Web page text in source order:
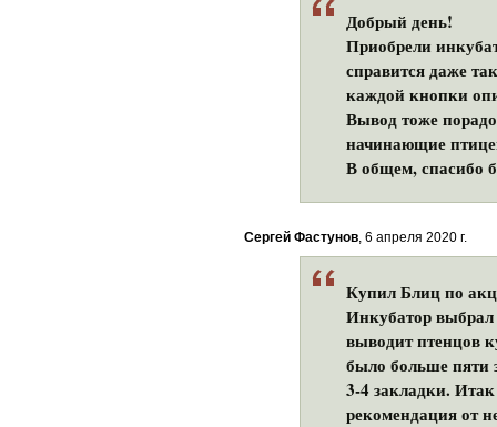
Добрый день!
Приобрели
справится даже
каждой кнопки
Вывод тоже
начинающие
В общем, спасибо
Сергей Фастунов, 6 апреля 2020 г.
Купил Блиц по
Инкубатор
выводит птенцов
было больше пяти
3-4 закладки.
рекомендация от